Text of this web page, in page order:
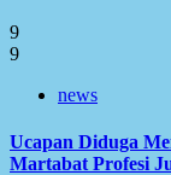
9
9
news
Ucapan Diduga
Martabat Profesi